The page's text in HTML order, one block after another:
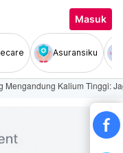
Masuk
Asuransiku
Mengandung Kalium Tinggi: